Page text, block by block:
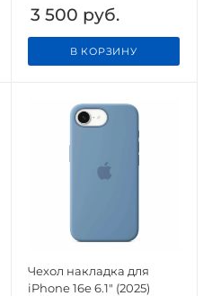
3 500 руб.
В КОРЗИНУ
Чехол накладка для
iPhone 16e 6.1" (2025)